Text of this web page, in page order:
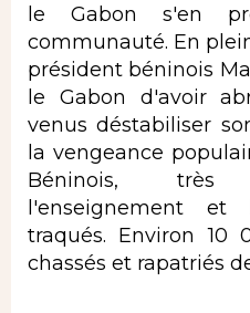
le Gabon s'en
communauté. En
président béninois
le Gabon d'avoir
venus déstabiliser
la vengeance
Béninois, très
l'enseignement
traqués. Environ 10
chassés et rapatriés